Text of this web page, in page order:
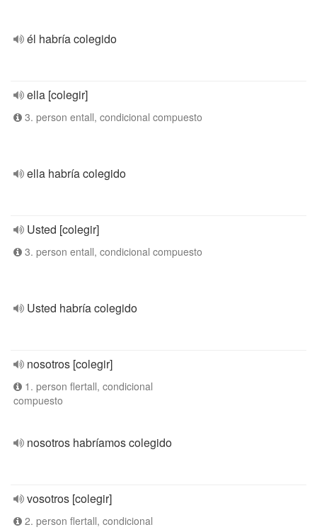
él habría colegido
ella [colegir]
3. person entall, condicional compuesto
ella habría colegido
Usted [colegir]
3. person entall, condicional compuesto
Usted habría colegido
nosotros [colegir]
1. person flertall, condicional
compuesto
nosotros habríamos colegido
vosotros [colegir]
2. person flertall, condicional